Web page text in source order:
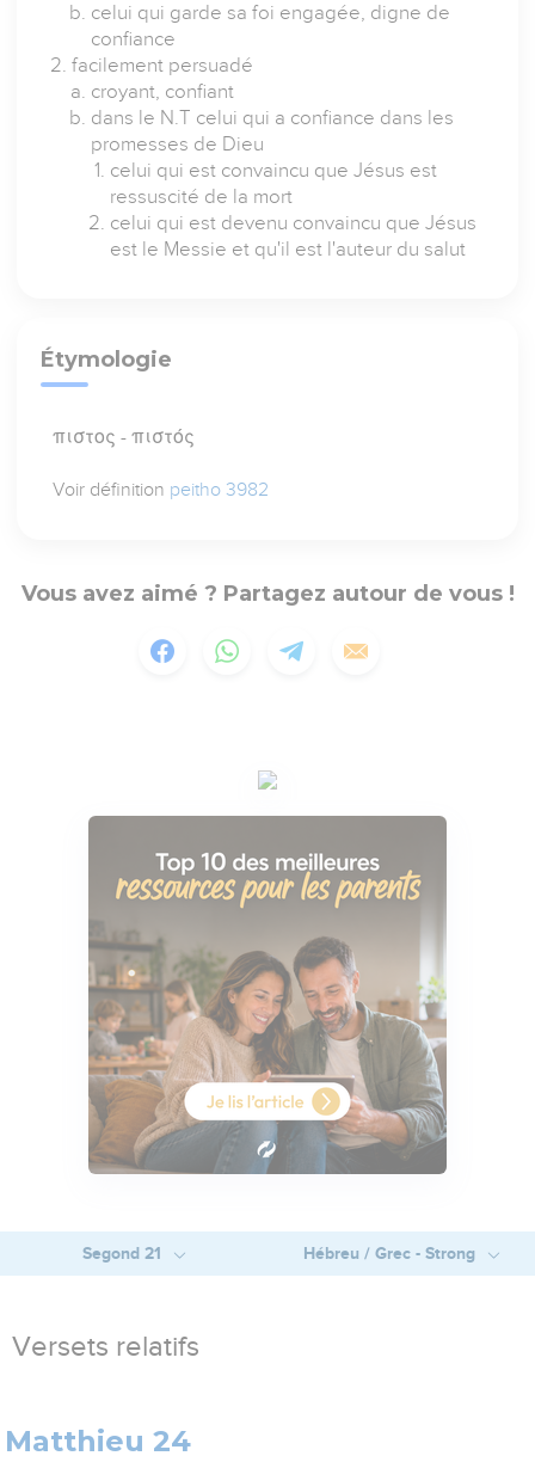
celui qui garde sa foi engagée, digne de
confiance
facilement persuadé
croyant, confiant
dans le N.T celui qui a confiance dans les
promesses de Dieu
celui qui est convaincu que Jésus est
ressuscité de la mort
celui qui est devenu convaincu que Jésus
est le Messie et qu'il est l'auteur du salut
Étymologie
πιστος - πιστός
Voir définition peitho 3982
Vous avez aimé ? Partagez autour de vous !
Segond 21 Hébreu / Grec - Strong
Versets relatifs
Matthieu 24